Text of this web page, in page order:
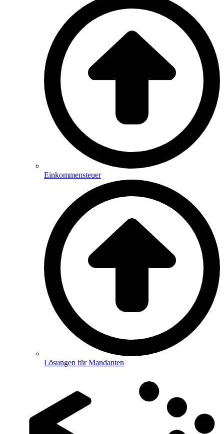
Einkommensteuer
Lösungen für Mandanten